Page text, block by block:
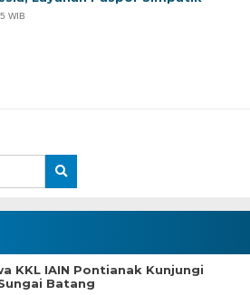
KKL IAIN Pontianak Kunjungi
Batang
WIB